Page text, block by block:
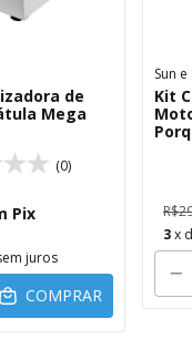
de
Mega
(0)
Pix
juros
COMPRAR
Sun
Kit
3x